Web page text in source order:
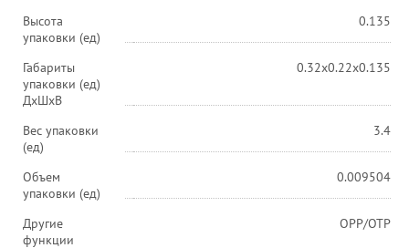
Высота
упаковки (ед)
0.135
Габариты
упаковки (ед)
ДхШхВ
0.32x0.22x0.135
Вес упаковки
(ед)
3.4
Объем
упаковки (ед)
0.009504
Другие
функции
OPP/OTP